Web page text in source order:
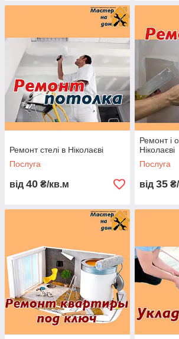
Наша команда фахівців працює тільки з
матеріалами. Використовують сучасні
і ремонті.
Попередньо Ви можете зв'язатися з
телефону. Фахівецьбудівельної
відповість на всі питання, що цікавлять
ВИКЛИКАТИ НАШОГО
МОЖНА ЗА ТЕЛЕФОНОМ:
Ремонт стелі в Ніколаєві
Послуга
від 40 ₴/кв.м
Ремонт і
Ніколаєві
Послуга
від 35